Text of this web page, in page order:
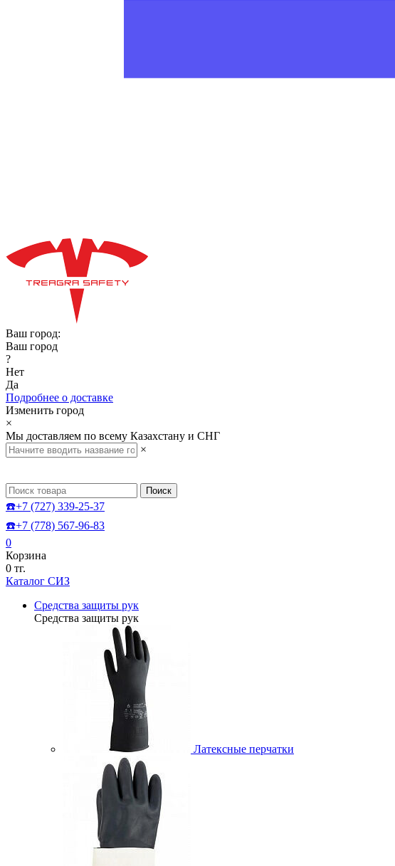
Ваш город:
Ваш город
?
Нет
Да
Подробнее о доставке
Изменить город
×
Мы доставляем по всему Казахстану и СНГ
×
Поиск
☎️+7 (727) 339-25-37
☎️+7 (778) 567-96-83
0
Корзина
0 тг.
Каталог СИЗ
Средства защиты рук
Средства защиты рук
Латексные перчатки